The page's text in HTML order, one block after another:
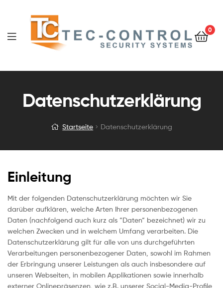
0
Datenschutzerklärung
Startseite Datenschutzerklärung
Einleitung
Mit der folgenden Datenschutzerklärung möchten wir Sie
darüber aufklären, welche Arten Ihrer personenbezogenen
Daten (nachfolgend auch kurz als “Daten“ bezeichnet) wir zu
welchen Zwecken und in welchem Umfang verarbeiten. Die
Datenschutzerklärung gilt für alle von uns durchgeführten
Verarbeitungen personenbezogener Daten, sowohl im Rahmen
der Erbringung unserer Leistungen als auch insbesondere auf
unseren Webseiten, in mobilen Applikationen sowie innerhalb
externer Onlinepräsenzen, wie z.B. unserer Social-Media-Profile